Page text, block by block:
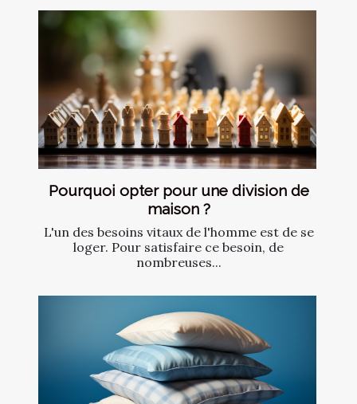
Pourquoi opter pour une division de
maison ?
L'un des besoins vitaux de l'homme est de se
loger. Pour satisfaire ce besoin, de
nombreuses...